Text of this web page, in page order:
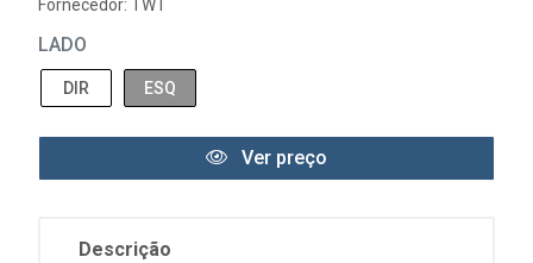
Fornecedor: TWT
LADO
DIR ESQ
Ver preço
Descrição